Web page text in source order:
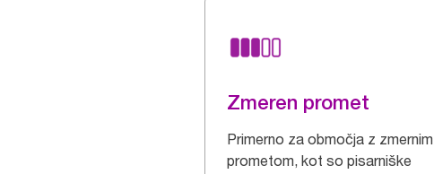
Zmeren promet
Primerno za območja z zmernim
prometom, kot so pisarniške